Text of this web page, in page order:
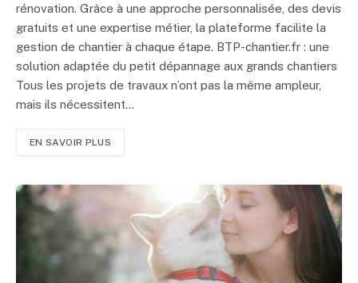
rénovation. Grâce à une approche personnalisée, des devis
gratuits et une expertise métier, la plateforme facilite la
gestion de chantier à chaque étape. BTP-chantier.fr : une
solution adaptée du petit dépannage aux grands chantiers
Tous les projets de travaux n’ont pas la même ampleur,
mais ils nécessitent…
EN SAVOIR PLUS